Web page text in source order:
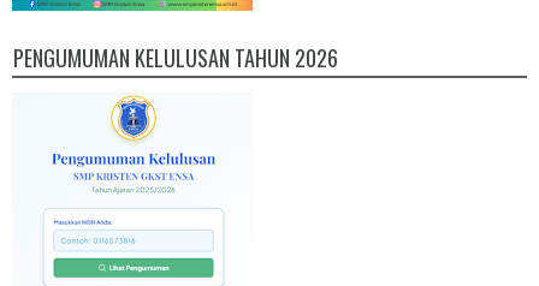
PENGUMUMAN KELULUSAN TAHUN 2026